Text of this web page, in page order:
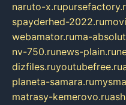
naruto-x.ru
spayderhed-2022.ru
webamator.ruma-
nv-750.runews-plain.ru
dizfiles.ruyoutubefree.ru
planeta-samara.ru
matrasy-kemerovo.ru